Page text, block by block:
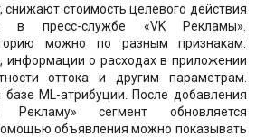
снижают стоимость целевого действия
пресс-службе «VK Рекламы».
можно по разным признакам:
информации о расходах в приложении
оттока и другим параметрам.
базе ML-атрибуции. После добавления
сегмент обновляется
объявления можно показывать